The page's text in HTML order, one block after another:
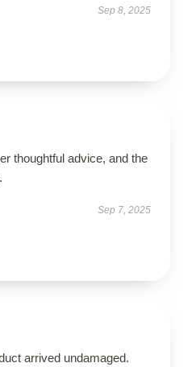
Sep 8, 2025
thoughtful advice, and the
Sep 7, 2025
arrived undamaged.